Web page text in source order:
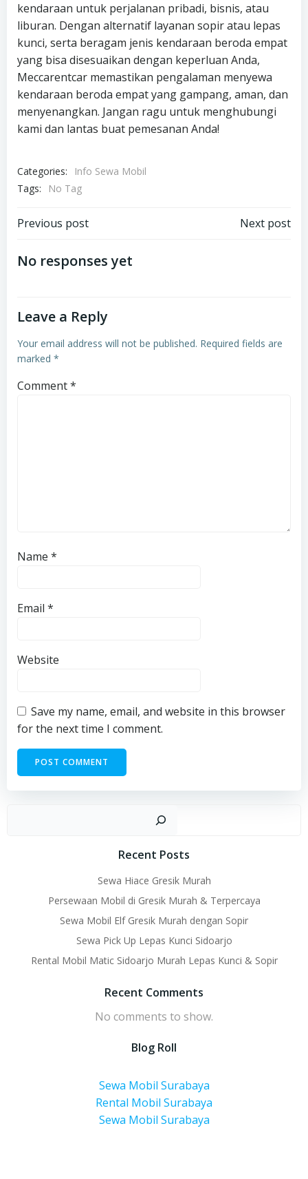
kendaraan untuk perjalanan pribadi, bisnis, atau
liburan. Dengan alternatif layanan sopir atau lepas
kunci, serta beragam jenis kendaraan beroda empat
yang bisa disesuaikan dengan keperluan Anda,
Meccarentcar memastikan pengalaman menyewa
kendaraan beroda empat yang gampang, aman, dan
menyenangkan. Jangan ragu untuk menghubungi
kami dan lantas buat pemesanan Anda!
Categories:
Info Sewa Mobil
Tags:
No Tag
Post
navigation
Previous post Next post
No responses yet
Leave a Reply
Your email address will not be published. Required fields are
marked *
Comment*
Name *
Email *
Website
Save my name, email, and website in this browser
for the next time I comment.
Recent Posts
Sewa Hiace Gresik Murah
Persewaan Mobil di Gresik Murah & Terpercaya
Sewa Mobil Elf Gresik Murah dengan Sopir
Sewa Pick Up Lepas Kunci Sidoarjo
Rental Mobil Matic Sidoarjo Murah Lepas Kunci & Sopir
Recent Comments
No comments to show.
Blog Roll
Sewa Mobil Surabaya
Rental Mobil Surabaya
Sewa Mobil Surabaya